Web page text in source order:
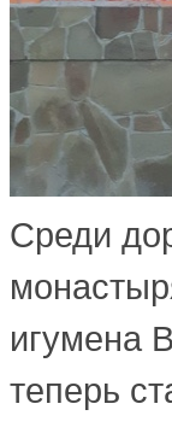
Среди
игумена
теперь